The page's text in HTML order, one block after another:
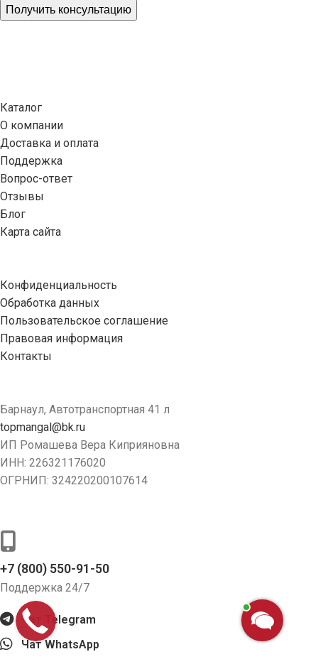
Получить консультацию
Каталог
О компании
Доставка и оплата
Поддержка
Вопрос-ответ
Отзывы
Блог
Карта сайта
Конфиденциальность
Обработка данных
Пользовательское соглашение
Правовая информация
Контакты
Барнаул, Автотранспортная 41 л
topmangal@bk.ru
ИП Ромашева Вера Киприяновна
ИНН: 226321176020
ОГРНИП: 324220200107614
+7 (800) 550-91-50
Поддержка 24/7
Чат Telegram
Чат WhatsApp